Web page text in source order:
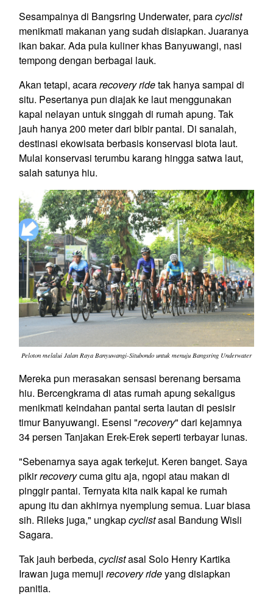
Sesampainya di Bangsring Underwater, paracyclist
menikmati makanan yang sudah disiapkan. Juaranya
ikan bakar. Ada pula kuliner khas Banyuwangi, nasi
tempong dengan berbagai lauk.
Akan tetapi, acararecovery ridetak hanya sampai di
situ. Pesertanya pun diajak ke laut menggunakan
kapal nelayan untuk singgah di rumah apung. Tak
jauh hanya 200 meter dari bibir pantai. Di sanalah,
destinasi ekowisata berbasis konservasi biota laut.
Mulai konservasi terumbu karang hingga satwa laut,
salah satunya hiu.
Peloton melalui Jalan Raya Banyuwangi-Situbondo untuk menuju Bangsring Underwater
Mereka pun merasakan sensasi berenang bersama
hiu. Bercengkrama di atas rumah apung sekaligus
menikmati keindahan pantai serta lautan di pesisir
timur Banyuwangi. Esensi "recovery" dari kejamnya
34 persen Tanjakan Erek-Erek seperti terbayar lunas.
"Sebenarnya saya agak terkejut. Keren banget. Saya
pikirrecoverycuma gitu aja, ngopi atau makan di
pinggir pantai. Ternyata kita naik kapal ke rumah
apung itu dan akhirnya nyemplung semua. Luar biasa
sih. Rileks juga," ungkapcyclistasal Bandung Wisli
Sagara.
Tak jauh berbeda, cyclistasal Solo Henry Kartika
Irawan juga memuji recovery rideyang disiapkan
panitia.